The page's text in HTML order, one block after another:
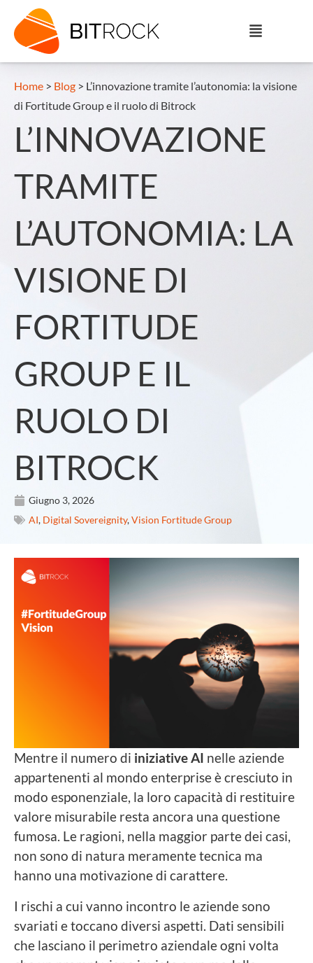
Home > Blog > L’innovazione tramite l’autonomia: la visione
di Fortitude Group e il ruolo di Bitrock
L’INNOVAZIONE
TRAMITE
L’AUTONOMIA: LA
VISIONE DI
FORTITUDE
GROUP E IL
RUOLO DI
BITROCK
Giugno 3, 2026
AI, Digital Sovereignity,Vision Fortitude Group
Mentre il numero di iniziative AI nelle aziende
appartenenti al mondo enterprise è cresciuto in
modo esponenziale, la loro capacità di restituire
valore misurabile resta ancora una questione
fumosa. Le ragioni, nella maggior parte dei casi,
non sono di natura meramente tecnica ma
hanno una motivazione di carattere.
I rischi a cui vanno incontro le aziende sono
svariati e toccano diversi aspetti. Dati sensibili
che lasciano il perimetro aziendale ogni volta